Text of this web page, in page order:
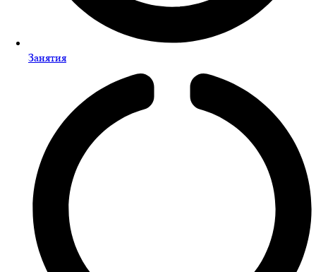
Занятия